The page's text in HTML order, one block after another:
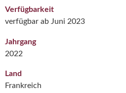
Verfügbarkeit
verfügbar ab Juni 2023
Jahrgang
2022
Land
Frankreich